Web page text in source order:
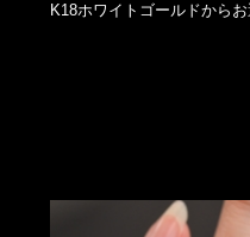
K18ホワイトゴールドからお